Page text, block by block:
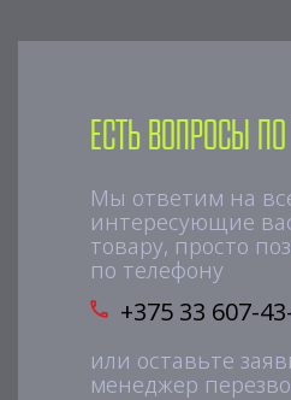
Есть вопросы
Мы ответим на
интересующие
товару, просто
по телефону
+375 33 607-
или оставьте
менеджер